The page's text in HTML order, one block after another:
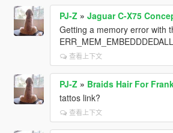
PJ-Z » Jaguar C-X75
Getting a memory error with
查看上下文
PJ-Z » Braids Hair For
tattos link?
查看上下文